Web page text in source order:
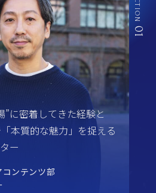
01
”に密着してきた経験と
本質的な魅力」を捉える
ー
ンテンツ部